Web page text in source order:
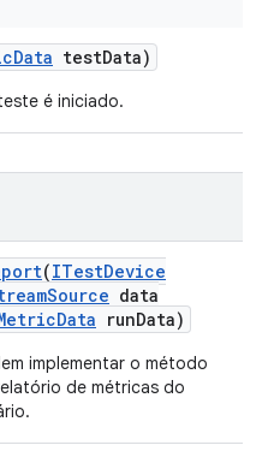
Data testData)
é iniciado.
(ITestDevice
Source data
Data runData)
implementar o método
de métricas do